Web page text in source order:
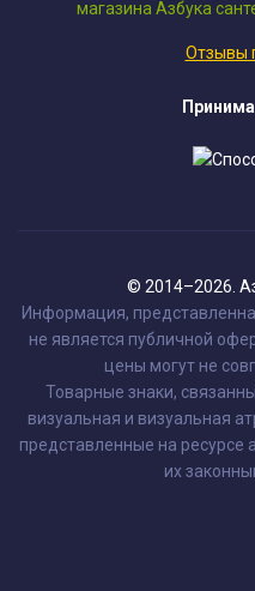
Отзывы
© 2014–2026.
Информация,
не является публичной
цены могут не
Товарные знаки,
визуальная и визуальная
представленные на
их